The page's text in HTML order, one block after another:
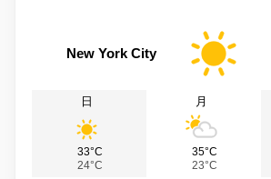
New York City
日
33°C
24°C
月
35°C
23°C